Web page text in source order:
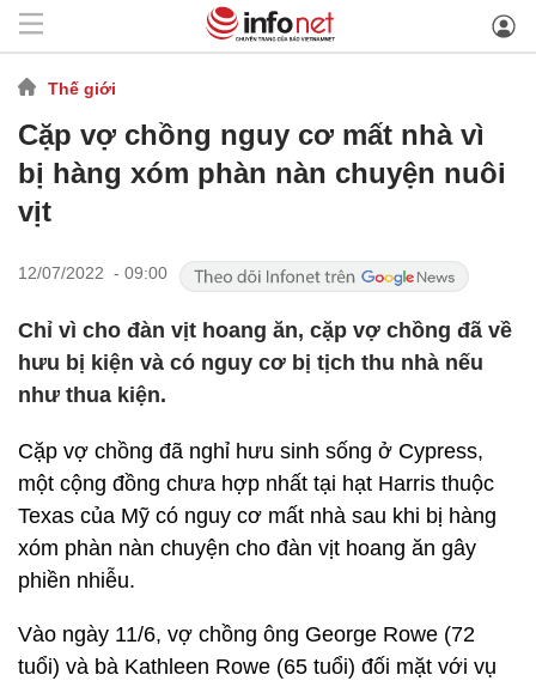
Thế giới
Cặp vợ chồng nguy cơ mất nhà vì
bị hàng xóm phàn nàn chuyện nuôi
vịt
12/07/2022 - 09:00
Chỉ vì cho đàn vịt hoang ăn, cặp vợ chồng đã về
hưu bị kiện và có nguy cơ bị tịch thu nhà nếu
như thua kiện.
Cặp vợ chồng đã nghỉ hưu sinh sống ở Cypress,
một cộng đồng chưa hợp nhất tại hạt Harris thuộc
Texas của Mỹ có nguy cơ mất nhà sau khi bị hàng
xóm phàn nàn chuyện cho đàn vịt hoang ăn gây
phiền nhiễu.
Vào ngày 11/6, vợ chồng ông George Rowe (72
tuổi) và bà Kathleen Rowe (65 tuổi) đối mặt với vụ